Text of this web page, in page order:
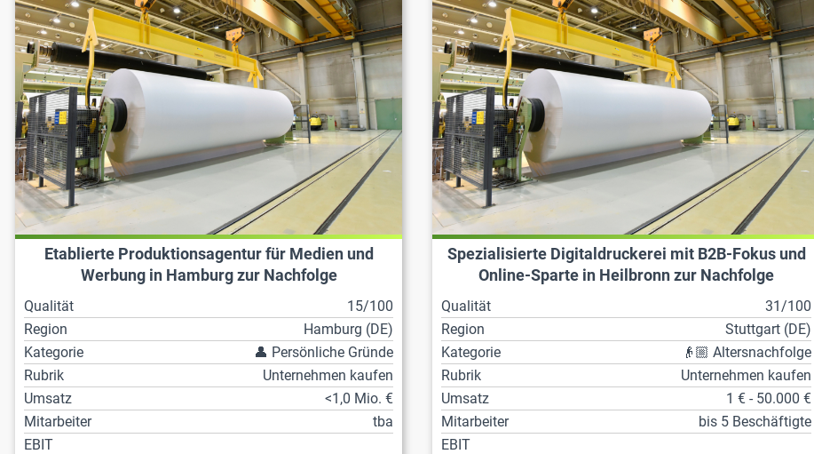
Etablierte Produktionsagentur für Medien und
Werbung in Hamburg zur Nachfolge
Qualität
15/100
Region
Hamburg (DE)
Kategorie
👤 Persönliche Gründe
Rubrik
Unternehmen kaufen
Umsatz
<1,0 Mio. €
Mitarbeiter
tba
EBIT
Spezialisierte Digitaldruckerei mit B2B-Fokus und
Online-Sparte in Heilbronn zur Nachfolge
Qualität
31/100
Region
Stuttgart (DE)
Kategorie
👴🏼 Altersnachfolge
Rubrik
Unternehmen kaufen
Umsatz
1 € - 50.000 €
Mitarbeiter
bis 5 Beschäftigte
EBIT